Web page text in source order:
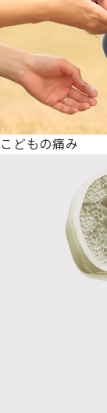
こどもの痛み